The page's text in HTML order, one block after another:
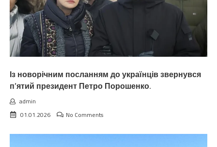
Із новорічним посланням до українців звернувся
п’ятий президент Петро Порошенко.
admin
01.01.2026
No Comments